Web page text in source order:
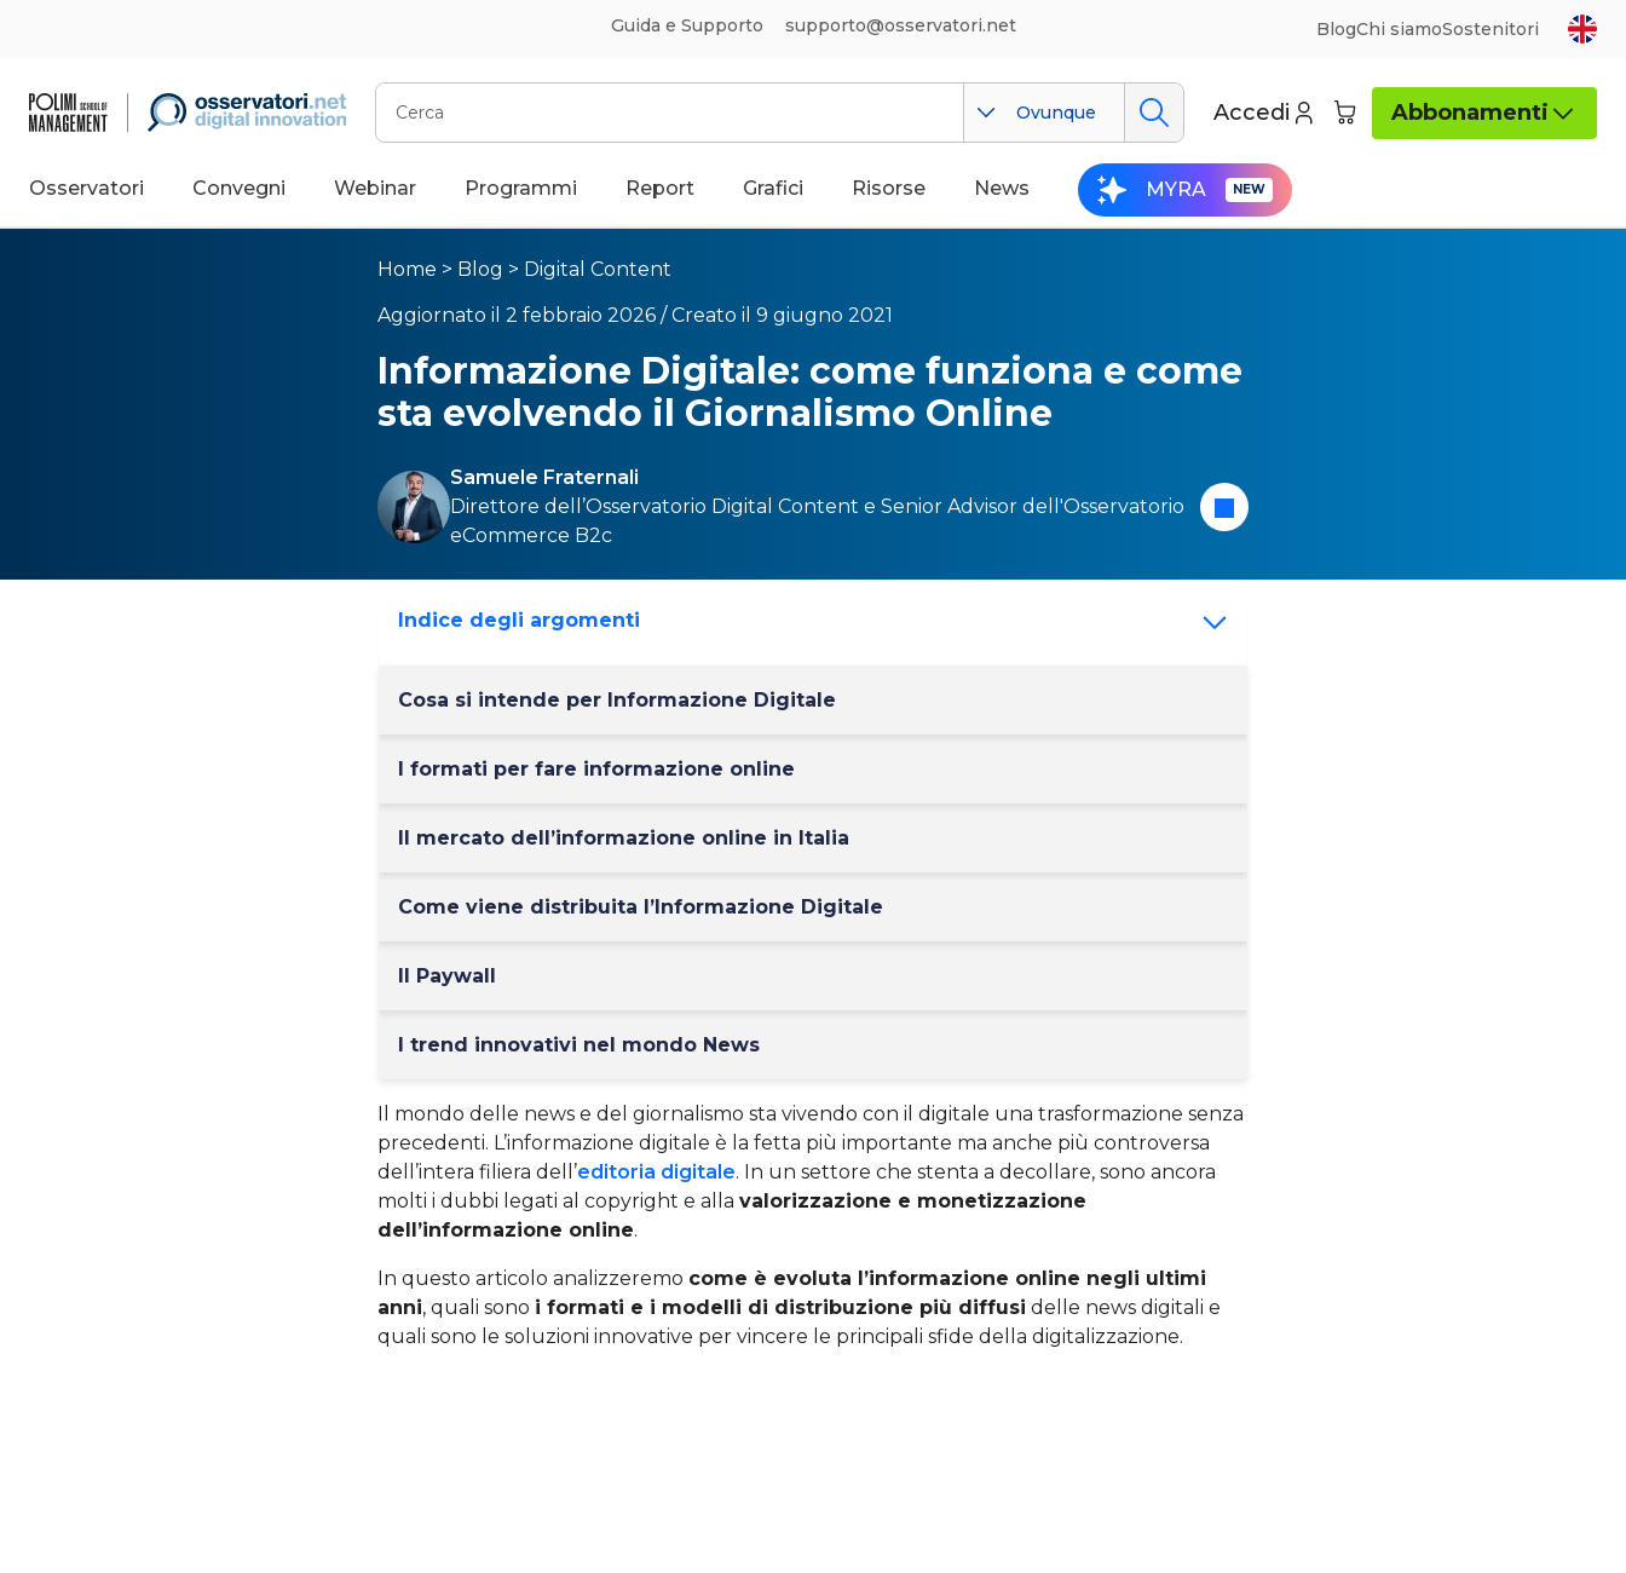
Guida e Supporto supporto@osservatori.net BlogChi siamoSostenitori
Cerca
Ovunque Accedi Abbonamenti
Osservatori Convegni Webinar Programmi Report Grafici Risorse News MYRA
Home > Blog > Digital Content
Aggiornato il 2 febbraio 2026 / Creato il 9 giugno 2021
Informazione Digitale: come funziona e come
sta evolvendo il Giornalismo Online
Samuele Fraternali
Direttore dell’Osservatorio Digital Content e Senior Advisor dell'Osservatorio
eCommerce B2c
Indice degli argomenti
Cosa si intende per Informazione Digitale
I formati per fare informazione online
Il mercato dell’informazione online in Italia
Come viene distribuita l’Informazione Digitale
Il Paywall
I trend innovativi nel mondo News
Il mondo delle news e del giornalismo sta vivendo con il digitale una trasformazione senza
precedenti. L’informazione digitale è la fetta più importante ma anche più controversa
dell’intera filiera dell’editoria digitale. In un settore che stenta a decollare, sono ancora
molti i dubbi legati al copyright e alla valorizzazione e monetizzazione
dell’informazione online.
In questo articolo analizzeremo come è evoluta l’informazione online negli ultimi
anni, quali sono i formati e i modelli di distribuzione più diffusi delle news digitali e
quali sono le soluzioni innovative per vincere le principali sfide della digitalizzazione.